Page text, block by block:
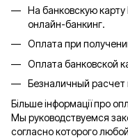
На банковскую
онлайн-банкинг.
Оплата при
Оплата банковской
Безналичный
Більше інформації про
Мы руководствуемся
согласно которого